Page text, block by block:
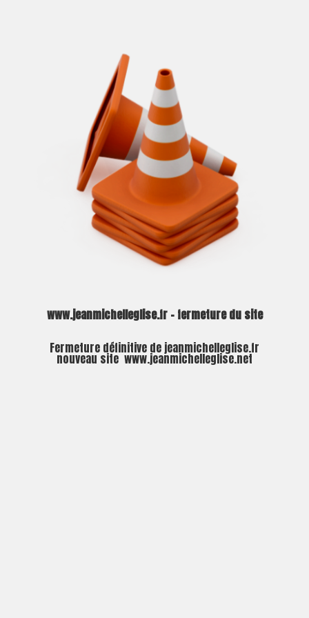
www.jeanmichelleglise.fr – fermeture du site
Fermeture définitive de jeanmichelleglise.fr
nouveau site www.jeanmichelleglise.net